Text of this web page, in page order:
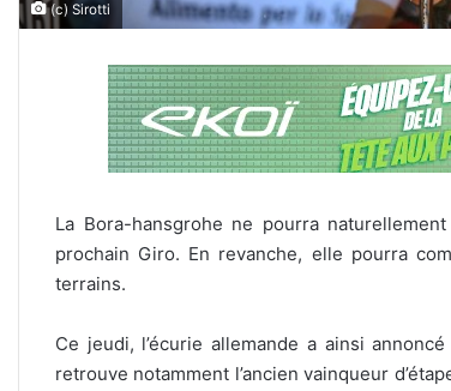
(c) Sirotti
La Bora-hansgrohe ne pourra
prochain Giro. En revanche, elle pourra
terrains.
Ce jeudi, l’écurie allemande a ainsi
retrouve notamment l’ancien vainqueur